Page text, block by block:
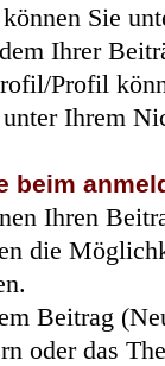
Sie
Ihrer
Profil
Ihrem
beim
Ihren
die
Beitrag
oder das